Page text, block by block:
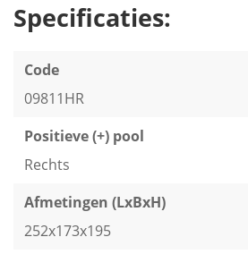
Specificaties:
Code
09811HR
Positieve (+) pool
Rechts
Afmetingen (LxBxH)
252x173x195